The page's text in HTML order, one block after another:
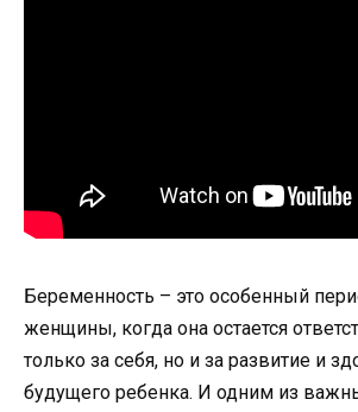
Беременность – это особенный
женщины, когда она остается
только за себя, но и за развитие и
будущего ребенка. И одним из